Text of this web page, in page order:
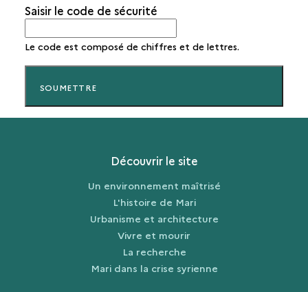
Saisir le code de sécurité
Le code est composé de chiffres et de lettres.
Découvrir le site
Un environnement maîtrisé
L'histoire de Mari
Urbanisme et architecture
Vivre et mourir
La recherche
Mari dans la crise syrienne